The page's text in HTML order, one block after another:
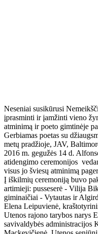
Neseniai susikūrusi
įprasminti ir įamžinti vieno
atminimą ir poeto gimtinėje
Gerbiamas poetas su
metų pradžioje, JAV,
2016 m. gegužės 14 d.
atidengimo ceremonijos
visus jo šviesų atminimą
Į iškilmių ceremoniją buvo
artimieji: pusseserė - Vilija
giminaičiai - Vytautas ir
Elena Leipuvienė,
Utenos rajono tarybos narys
savivaldybės administracijos